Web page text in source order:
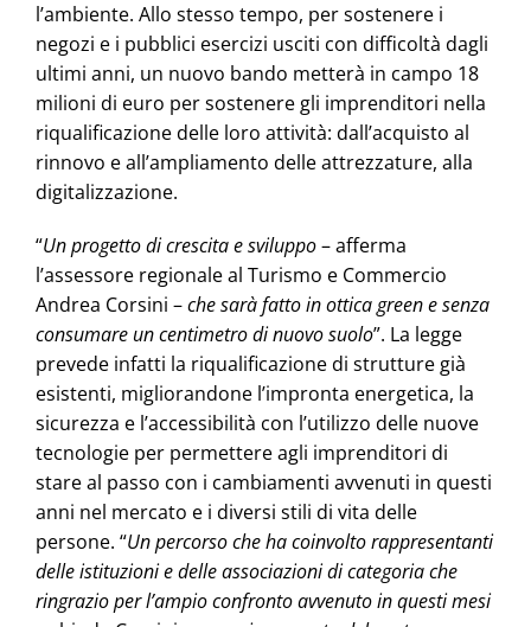
l’ambiente. Allo stesso tempo, per sostenere i
negozi e i pubblici esercizi usciti con difficoltà dagli
ultimi anni, un nuovo bando metterà in campo 18
milioni di euro per sostenere gli imprenditori nella
riqualificazione delle loro attività: dall’acquisto al
rinnovo e all’ampliamento delle attrezzature, alla
digitalizzazione.
“Un progetto di crescita e sviluppo– afferma
l’assessore regionale al Turismo e Commercio
Andrea Corsini –che sarà fatto in ottica green e senza
consumare un centimetro di nuovo suolo”. La legge
prevede infatti la riqualificazione di strutture già
esistenti, migliorandone l’impronta energetica, la
sicurezza e l’accessibilità con l’utilizzo delle nuove
tecnologie per permettere agli imprenditori di
stare al passo con i cambiamenti avvenuti in questi
anni nel mercato e i diversi stili di vita delle
persone. “Un percorso che ha coinvolto rappresentanti
delle istituzioni e delle associazioni di categoria che
ringrazio per l’ampio confronto avvenuto in questi mesi